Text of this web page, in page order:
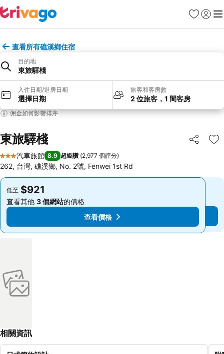
我的最愛
登入 選
查看所有礁溪鄉住宿
目的地
東旅驛棧
入住日期/退房日期
選擇日期
旅客和客房數
2 位旅客，1 間客房
佣金如何影響排序
東旅驛棧 分享
加
3 星級
汽車旅館 8.9 超級讚 (2,977 個評分)
262, 台灣, 礁溪鄉, No. 2號, Fenwei 1st Rd
低至 $921
查看其他 3 個網站的價格
查看價格
低至 $921
查看其他 3 個網站的價格
查看價格
相關資訊